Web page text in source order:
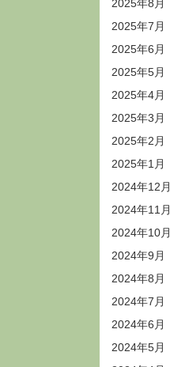
2025年8月
2025年7月
2025年6月
2025年5月
2025年4月
2025年3月
2025年2月
2025年1月
2024年12月
2024年11月
2024年10月
2024年9月
2024年8月
2024年7月
2024年6月
2024年5月